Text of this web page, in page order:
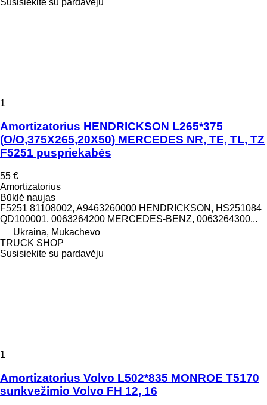
Susisiekite su pardavėju
1
Amortizatorius HENDRICKSON L265*375
(O/O,375X265,20X50) MERCEDES NR, TE, TL, TZ
F5251 puspriekabės
55 €
Amortizatorius
Būklė naujas
F5251 81108002, A9463260000 HENDRICKSON, HS251084
QD100001, 0063264200 MERCEDES-BENZ, 0063264300...
Ukraina, Mukachevo
TRUCK SHOP
Susisiekite su pardavėju
1
Amortizatorius Volvo L502*835 MONROE T5170
sunkvežimio Volvo FH 12, 16